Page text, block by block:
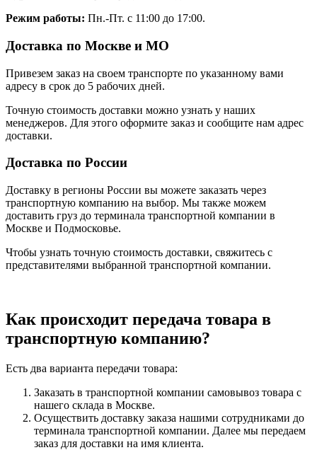
Режим работы: Пн.-Пт. с 11:00 до 17:00.
Доставка по Москве и МО
Привезем заказ на своем транспорте по указанному вами
адресу в срок до 5 рабочих дней.
Точную стоимость доставки можно узнать у наших
менеджеров. Для этого оформите заказ и сообщите нам адрес
доставки.
Доставка по России
Доставку в регионы России вы можете заказать через
транспортную компанию на выбор. Мы также можем
доставить груз до терминала транспортной компании в
Москве и Подмосковье.
Чтобы узнать точную стоимость доставки, свяжитесь с
представителями выбранной транспортной компании.
Как происходит передача товара в
транспортную компанию?
Есть два варианта передачи товара:
Заказать в транспортной компании самовывоз товара с
нашего склада в Москве.
Осуществить доставку заказа нашими сотрудниками до
терминала транспортной компании. Далее мы передаем
заказ для доставки на имя клиента.